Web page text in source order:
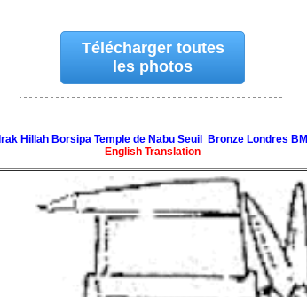
Télécharger toutes
les photos
Irak Hillah Borsipa Temple de Nabu Seuil Bronze Londres BM
English Translation